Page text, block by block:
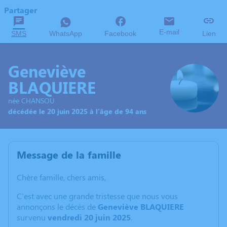
Partager
SMS WhatsApp Facebook E-mail Lien
Geneviève
BLAQUIERE
née CHANSOU
décédée le 20 juin 2025 à l'âge de 94 ans
Message de la famille
Chère famille, chers amis,
C'est avec une grande tristesse que nous vous
annonçons le décès de Geneviève BLAQUIERE
survenu vendredi 20 juin 2025.